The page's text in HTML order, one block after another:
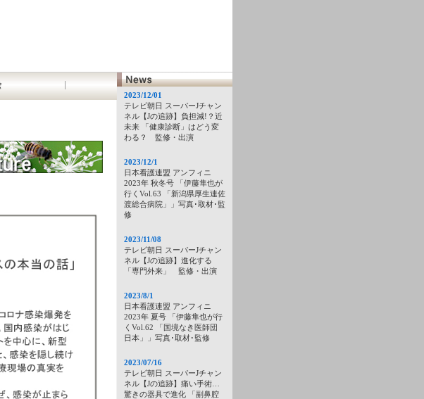
2023/12/01
テレビ朝日 スーパーJチャン
ネル【Jの追跡】負担減!？近
未来 「健康診断」はどう変
わる？ 監修・出演
2023/12/1
日本看護連盟 アンフィニ
2023年 秋冬号 「伊藤隼也が
行くVol.63 「新潟県厚生連佐
渡総合病院」」写真･取材･監
修
2023/11/08
テレビ朝日 スーパーJチャン
ネル【Jの追跡】進化する
「専門外来」 監修・出演
2023/8/1
日本看護連盟 アンフィニ
2023年 夏号 「伊藤隼也が行
くVol.62 「国境なき医師団
日本」」写真･取材･監修
2023/07/16
テレビ朝日 スーパーJチャン
ネル【Jの追跡】痛い手術…
驚きの器具で進化 「副鼻腔